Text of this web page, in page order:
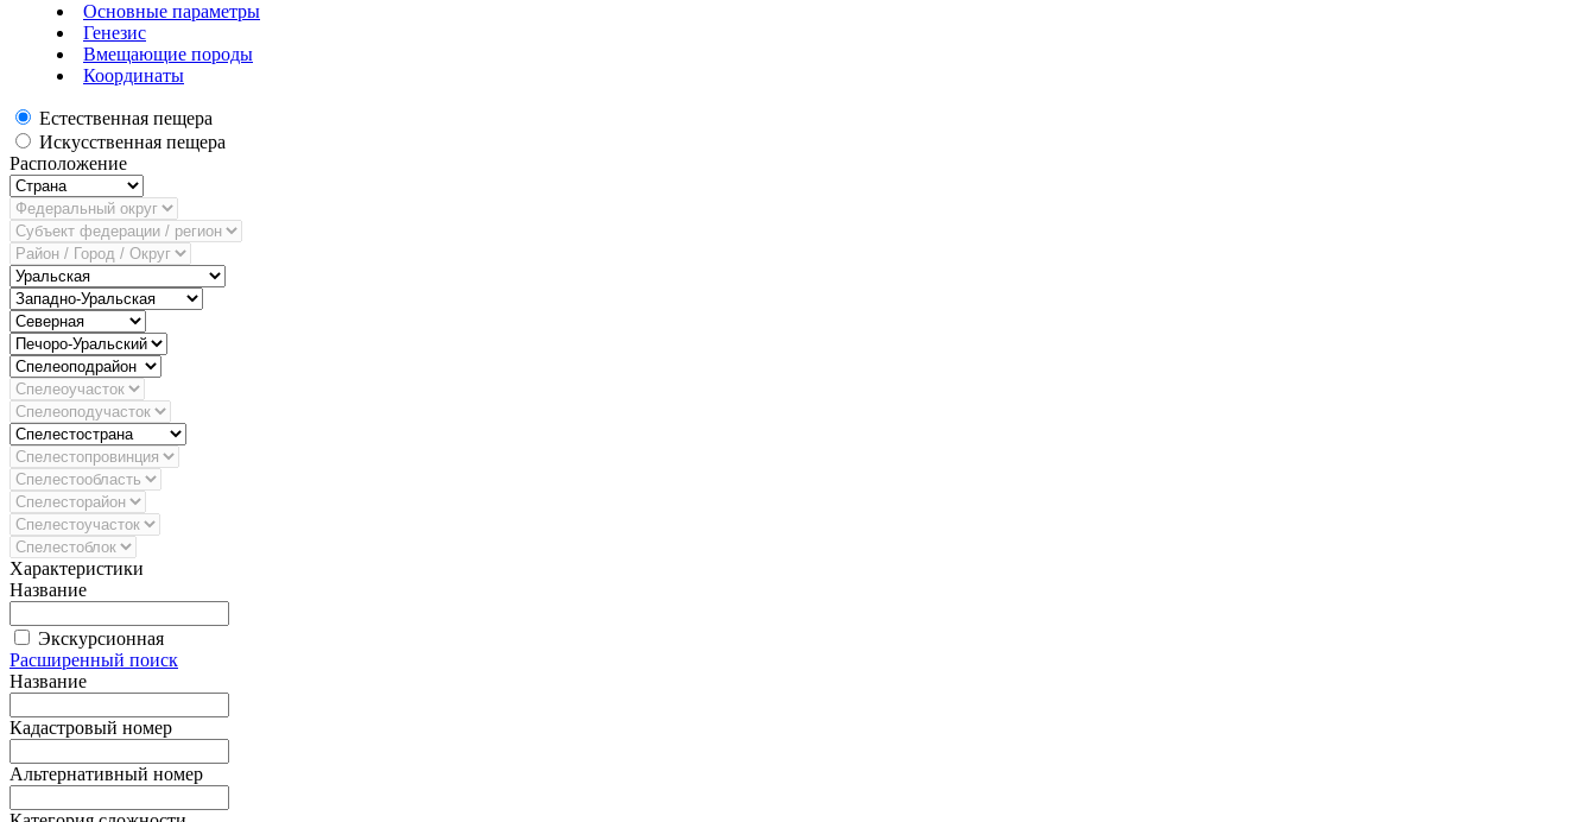
Основные параметры
Генезис
Вмещающие породы
Координаты
Естественная пещера
Искусственная пещера
Расположение
Характеристики
Название
Экскурсионная
Расширенный поиск
Название
Кадастровый номер
Альтернативный номер